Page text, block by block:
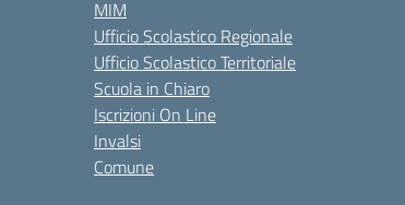
MIM
Ufficio Scolastico Regionale
Ufficio Scolastico Territoriale
Scuola in Chiaro
Iscrizioni On Line
Invalsi
Comune